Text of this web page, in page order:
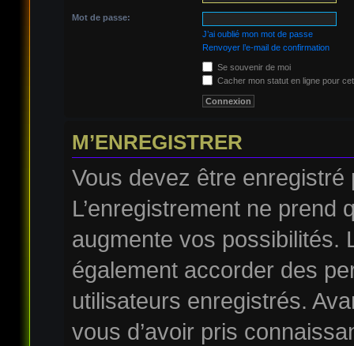
Mot de passe:
J’ai oublié mon mot de passe
Renvoyer l’e-mail de confirmation
Se souvenir de moi
Cacher mon statut en ligne pour
M’ENREGISTRER
Vous devez être
L’enregistrement ne prend
augmente vos possibilités.
également accorder des
utilisateurs enregistrés.
vous d’avoir pris